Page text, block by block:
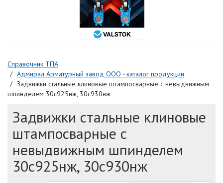
Справочник ТПА
Адмирал Арматурный завод ООО - каталог продукции
Задвижки стальные клиновые штампосварные с невыдвижным
шпинделем 30с925нж, 30с930нж
Задвижки стальные клиновые
штампосварные с
невыдвижным шпинделем
30с925нж, 30с930нж